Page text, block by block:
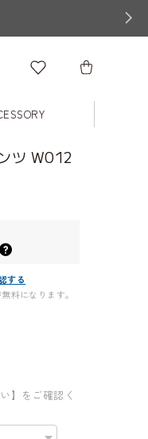
ツ W012
する
料になります。
】をご確認く